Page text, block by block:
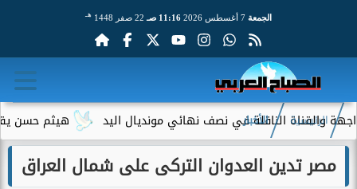
الجمعة 11:16 صـ 22 صفر 1448 هـ
هيثم حسن يقترب من الناقلة في نصف نهائي مونديال اليد
الرئيسية الأخبار
مصر تدين العدوان التركى على شمال العراق